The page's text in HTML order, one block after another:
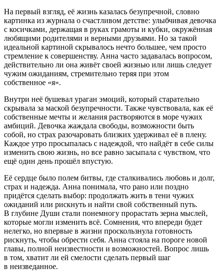
На первый взгляд, её жизнь казалась безупречной, словно
картинка из журнала о счастливом детстве: улыбчивая девочка
с косичками, держащая в руках грамоты и кубки, окружённая
любящими родителями и верными друзьями. Но за такой
идеальной картиной скрывалось нечто большее, чем просто
стремление к совершенству. Анна часто задавалась вопросом,
действительно ли она живёт своей жизнью или лишь следует
чужим ожиданиям, стремительно теряя при этом
собственное «я».
Внутри неё бушевал ураган эмоций, который старательно
скрывала за маской безупречности. Также чувствовала, как её
собственные мечты и желания растворяются в море чужих
амбиций. Девочка жаждала свободы, возможности быть
собой, но страх разочаровать близких удерживал её в плену.
Каждое утро просыпалась с надеждой, что найдёт в себе силы
изменить свою жизнь, но все равно засыпала с чувством, что
ещё один день прошёл впустую.
Её сердце было полем битвы, где сталкивались любовь и долг,
страх и надежда. Анна понимала, что рано или поздно
придётся сделать выбор: продолжать жить в тени чужих
ожиданий или рискнуть и найти свой собственный путь.
В глубине Души стали понемногу прорастать зерна мыслей,
которые могли изменить всё. Сомнения, что впереди будет
нелегко, но впервые в жизни проскользнула готовность
рискнуть, чтобы обрести себя. Анна стояла на пороге новой
главы, полной неизвестности и возможностей. Вопрос лишь
в том, хватит ли ей смелости сделать первый шаг
в неизведанное.